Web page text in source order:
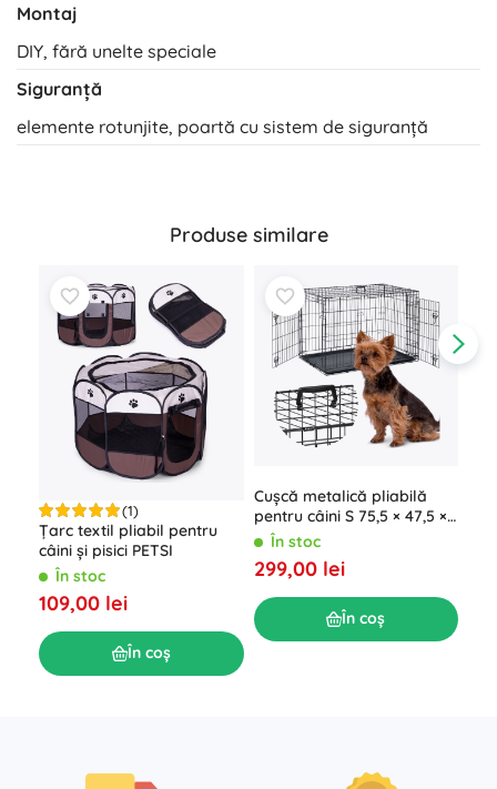
Montaj
DIY, fără unelte speciale
Siguranță
elemente rotunjite, poartă cu sistem de siguranță
Produse similare
(1)
Țarc textil pliabil pentru
câini și pisici PETSI
În stoc
109,00 lei
În coș
Cușcă metalică pliabilă
pentru câini S 75,5 × 47,5 ×
54 cm
În stoc
299,00 lei
În coș